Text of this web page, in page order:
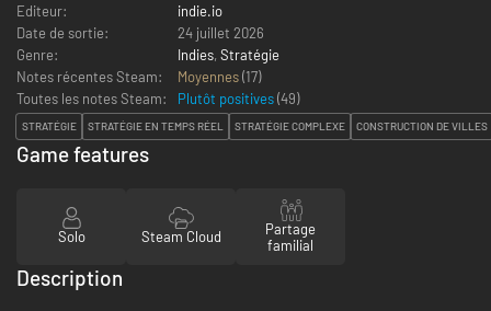
Editeur:
indie.io
Date de sortie:
24 juillet 2026
Genre:
Indies, Stratégie
Notes récentes Steam:
Moyennes(17)
Toutes les notes Steam:
Plutôt positives(49)
STRATÉGIE STRATÉGIE EN TEMPS RÉEL STRATÉGIE COMPLEXE CONSTRUCTION DE VILLES
Game features
Solo Steam Cloud
Partage
familial
Description